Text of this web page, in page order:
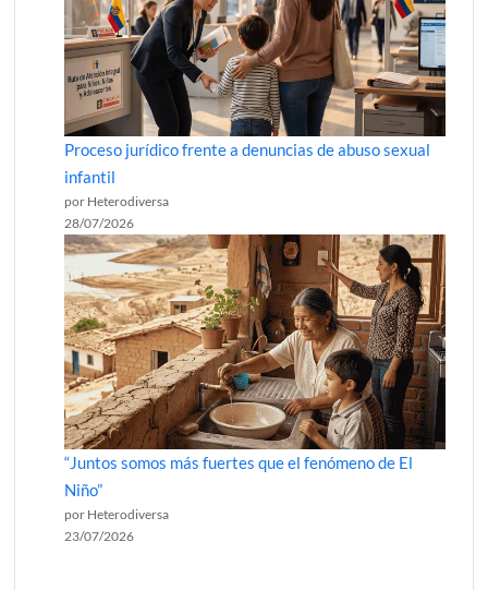
Proceso jurídico frente a denuncias de abuso sexual
infantil
por Heterodiversa
28/07/2026
“Juntos somos más fuertes que el fenómeno de El
Niño”
por Heterodiversa
23/07/2026